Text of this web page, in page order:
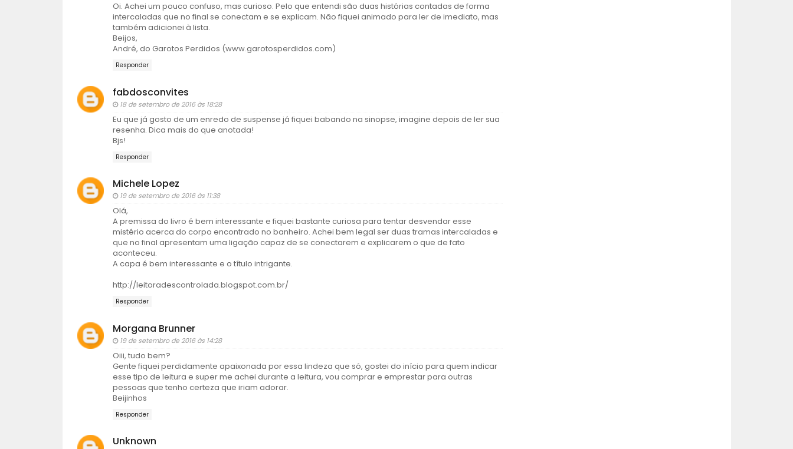
Oi. Achei um pouco confuso, mas curioso. Pelo que entendi são duas histórias contadas de forma
intercaladas que no final se conectam e se explicam. Não fiquei animado para ler de imediato, mas
também adicionei à lista.
Beijos,
André, do Garotos Perdidos (www.garotosperdidos.com)
Responder
fabdosconvites
18 de setembro de 2016 às 18:28
Eu que já gosto de um enredo de suspense já fiquei babando na sinopse, imagine depois de ler sua
resenha. Dica mais do que anotada!
Bjs!
Responder
Michele Lopez
19 de setembro de 2016 às 11:38
Olá,
A premissa do livro é bem interessante e fiquei bastante curiosa para tentar desvendar esse
mistério acerca do corpo encontrado no banheiro. Achei bem legal ser duas tramas intercaladas e
que no final apresentam uma ligação capaz de se conectarem e explicarem o que de fato
aconteceu.
A capa é bem interessante e o título intrigante.
http://leitoradescontrolada.blogspot.com.br/
Responder
Morgana Brunner
19 de setembro de 2016 às 14:28
Oiii, tudo bem?
Gente fiquei perdidamente apaixonada por essa lindeza que só, gostei do início para quem indicar
esse tipo de leitura e super me achei durante a leitura, vou comprar e emprestar para outras
pessoas que tenho certeza que iriam adorar.
Beijinhos
Responder
Unknown